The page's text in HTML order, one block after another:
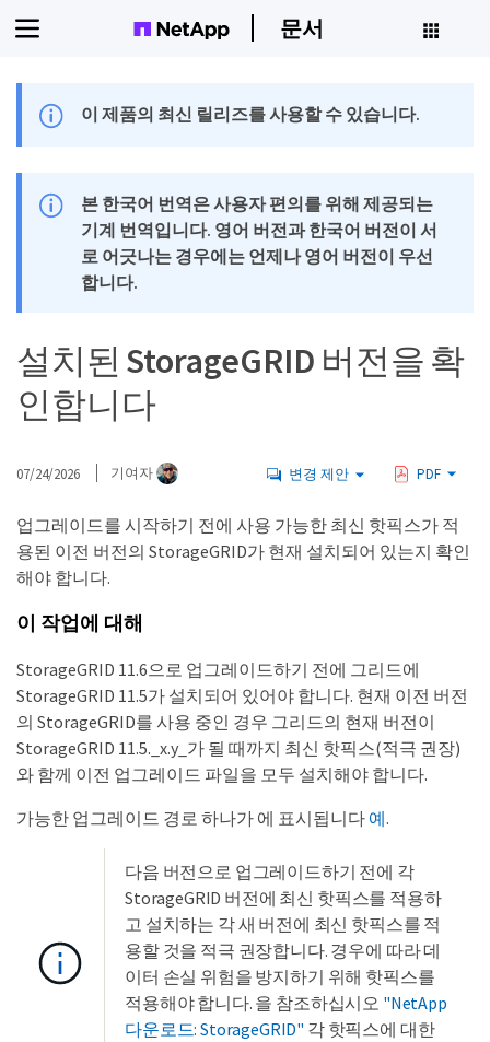
문서
이 제품의 최신 릴리즈를 사용할 수 있습니다.
본 한국어 번역은 사용자 편의를 위해 제공되는
기계 번역입니다. 영어 버전과 한국어 버전이 서
로 어긋나는 경우에는 언제나 영어 버전이 우선
합니다.
설치된 StorageGRID 버전을 확
인합니다
07/24/2026 기여자 변경 제안 PDF
업그레이드를 시작하기 전에 사용 가능한 최신 핫픽스가 적
용된 이전 버전의 StorageGRID가 현재 설치되어 있는지 확인
해야 합니다.
이 작업에 대해
StorageGRID 11.6으로 업그레이드하기 전에 그리드에
StorageGRID 11.5가 설치되어 있어야 합니다. 현재 이전 버전
의 StorageGRID를 사용 중인 경우 그리드의 현재 버전이
StorageGRID 11.5._x.y_가 될 때까지 최신 핫픽스(적극 권장)
와 함께 이전 업그레이드 파일을 모두 설치해야 합니다.
가능한 업그레이드 경로 하나가 에 표시됩니다 예.
다음 버전으로 업그레이드하기 전에 각
StorageGRID 버전에 최신 핫픽스를 적용하
고 설치하는 각 새 버전에 최신 핫픽스를 적
용할 것을 적극 권장합니다. 경우에 따라 데
이터 손실 위험을 방지하기 위해 핫픽스를
적용해야 합니다. 을 참조하십시오 "NetApp
다운로드: StorageGRID" 각 핫픽스에 대한